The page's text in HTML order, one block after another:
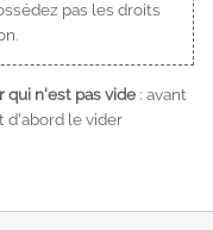
pas les droits
qui n'est pas vide : avant
d'abord le vider